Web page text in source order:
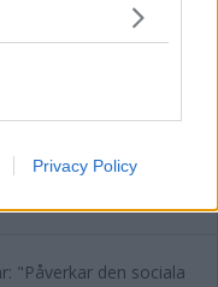
You may click to
in below Google
Privacy Policy
–